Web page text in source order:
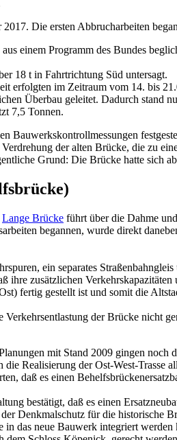
Die ersten Abbrucharbeiten
einem Programm des Bundes
18 t in Fahrtrichtung Süd untersagt.
erfolgten im Zeitraum vom 14. bis
Überbau geleitet. Dadurch stand
7,5 Tonnen.
Bauwerkskontrollmessungen
der alten Brücke, die zu
Grund: Die Brücke hatte sich
Lange Brücke führt über die Dahme
begannen, wurde direkt
ein separates
ihre zusätzlichen
fertig gestellt ist und somit die
Verkehrsentlastung der Brücke nicht
mit Stand 2009 gingen noch
Realisierung der Ost-West-Trasse
daß es einen
bestätigt, daß es einen
Denkmalschutz für die historische
das neue Bauwerk integriert